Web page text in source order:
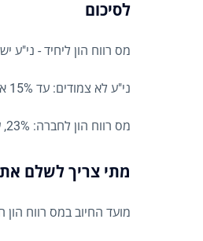
לסיכום
מס רווח הון ליחיד - ני"ע ישראלים
ני"ע לא צמודים: עד 15% או 20%, על רווח נומינאלי.
מס רווח הון לחברה: 23%, על רווח ריאלי.
מתי צריך לשלם את
מועד החיוב במס רווח